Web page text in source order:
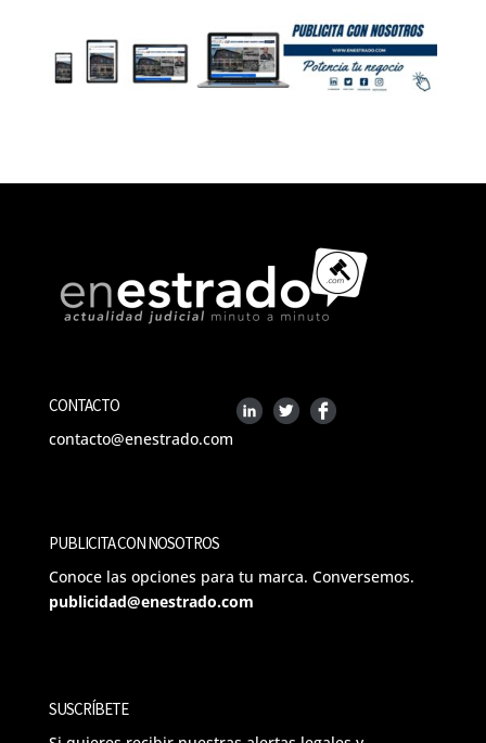
CONTACTO
contacto@enestrado.com
PUBLICITA CON NOSOTROS
Conoce las opciones para tu marca. Conversemos.
publicidad@enestrado.com
SUSCRÍBETE